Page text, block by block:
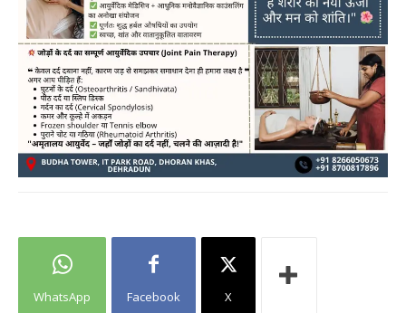
WhatsApp Facebook X